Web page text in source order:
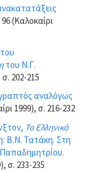
(Καλοκαίρι
του Ν.Γ.
202-215
αναλόγως
1999), σ. 216-232
Το Ελληνικό
Β.Ν. Τατάκη. Στη
σ. 233-235